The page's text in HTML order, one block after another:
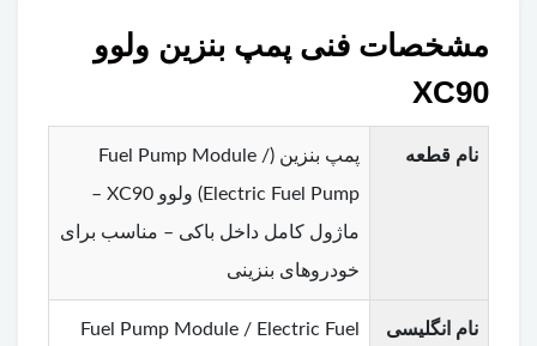
مشخصات فنی پمپ بنزین ولوو
XC90
نام قطعه
پمپ بنزین (Fuel Pump Module /
Electric Fuel Pump) ولوو XC90 –
ماژول کامل داخل باکی – مناسب برای
خودروهای بنزینی
نام انگلیسی
Fuel Pump Module / Electric Fuel